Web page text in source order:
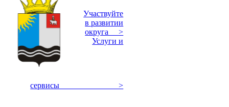
Участвуйте
в развитии
округа >
Услуги и
сервисы >